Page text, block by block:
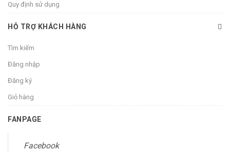
Quy định sử dụng
HỖ TRỢ KHÁCH HÀNG
Tìm kiếm
Đăng nhập
Đăng ký
Giỏ hàng
FANPAGE
Facebook